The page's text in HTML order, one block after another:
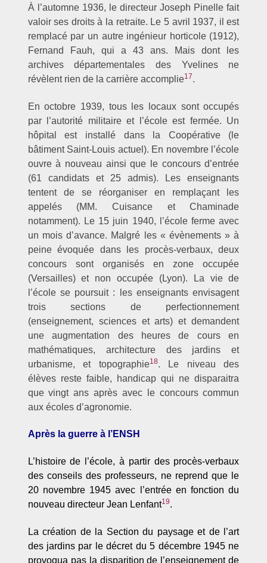
À l’automne 1936, le directeur Joseph Pinelle fait
valoir ses droits à la retraite. Le 5 avril 1937, il est
remplacé par un autre ingénieur horticole (1912),
Fernand Fauh, qui a 43 ans. Mais dont les
archives départementales des Yvelines ne
révèlent rien de la carrière accomplie17.
En octobre 1939, tous les locaux sont occupés
par l’autorité militaire et l’école est fermée. Un
hôpital est installé dans la Coopérative (le
bâtiment Saint-Louis actuel). En novembre l’école
ouvre à nouveau ainsi que le concours d’entrée
(61 candidats et 25 admis). Les enseignants
tentent de se réorganiser en remplaçant les
appelés (MM. Cuisance et Chaminade
notamment). Le 15 juin 1940, l’école ferme avec
un mois d’avance. Malgré les « évènements » à
peine évoquée dans les procès-verbaux, deux
concours sont organisés en zone occupée
(Versailles) et non occupée (Lyon). La vie de
l’école se poursuit : les enseignants envisagent
trois sections de perfectionnement
(enseignement, sciences et arts) et demandent
une augmentation des heures de cours en
mathématiques, architecture des jardins et
urbanisme, et topographie18. Le niveau des
élèves reste faible, handicap qui ne disparaitra
que vingt ans après avec le concours commun
aux écoles d’agronomie.
Après la guerre à l’ENSH
L’histoire de l’école, à partir des procès-verbaux
des conseils des professeurs, ne reprend que le
20 novembre 1945 avec l’entrée en fonction du
nouveau directeur Jean Lenfant19.
La création de la Section du paysage et de l’art
des jardins par le décret du 5 décembre 1945 ne
provoqua pas la disparition de l’enseignement de